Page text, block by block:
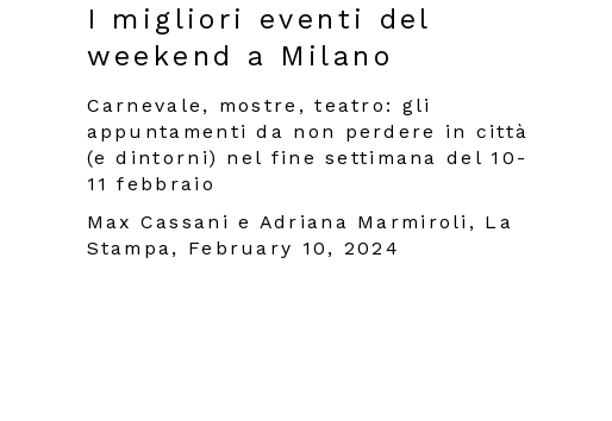
I migliori eventi del
weekend a Milano
Carnevale, mostre, teatro: gli
appuntamenti da non perdere in città
(e dintorni) nel fine settimana del 10-
11 febbraio
Max Cassani e Adriana Marmiroli, La
Stampa, February 10, 2024